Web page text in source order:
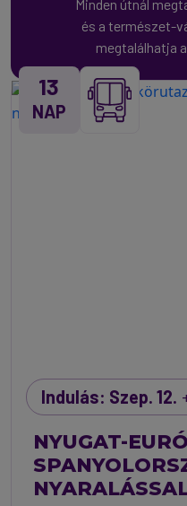
Minden útnál
és a természet-
megtalálhatja
13
NAP
Indulás: Szep. 12.
NYUGAT-